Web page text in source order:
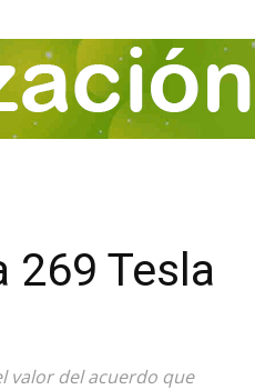
269 Tesla
valor del acuerdo que